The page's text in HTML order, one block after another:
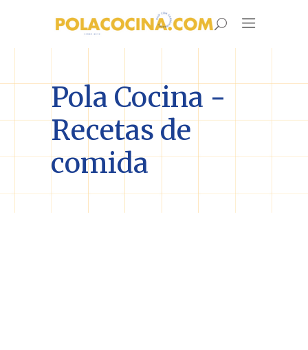
Pola Cocina -
Recetas de
comida